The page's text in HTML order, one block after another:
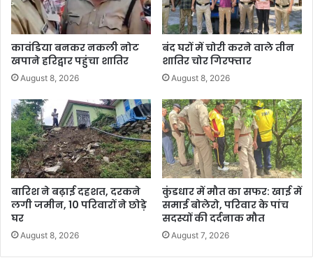
कावंडिया बनकर नकली नोट
खपाने हरिद्वार पहुंचा शातिर
August 8, 2026
बंद घरों में चोरी करने वाले तीन
शातिर चोर गिरफ्तार
August 8, 2026
बारिश ने बढ़ाई दहशत, दरकने
लगी जमीन, 10 परिवारों ने छोड़े
घर
August 8, 2026
कुंडधार में मौत का सफर: खाई में
समाई बोलेरो, परिवार के पांच
सदस्यों की दर्दनाक मौत
August 7, 2026